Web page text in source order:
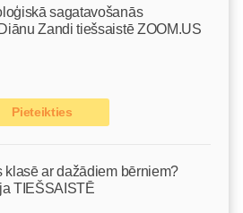
sagatavošanās
Zandi tiešsaistē ZOOM.US
Pieteikties
klasē ar dažādiem bērniem?
TIEŠSAISTĒ